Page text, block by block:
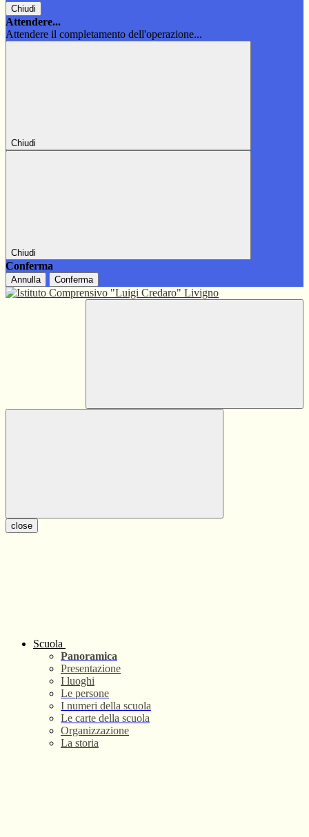
Chiudi
Attendere...
Attendere il completamento dell'operazione...
Chiudi
Chiudi
Conferma
Annulla Conferma
close
Scuola
Panoramica
Presentazione
I luoghi
Le persone
I numeri della scuola
Le carte della scuola
Organizzazione
La storia